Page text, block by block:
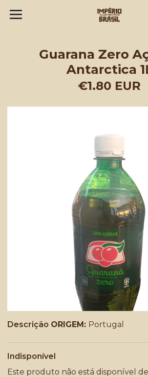
Guarana Zero
Antarctica
€1.80 EUR
Descrição ORIGEM: Portugal
Indisponível
Este produto não está disponível